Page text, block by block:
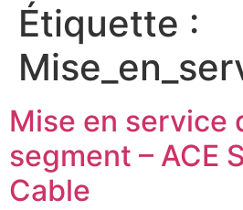
Étiquette :
Mise en service
segment – ACE
Cable